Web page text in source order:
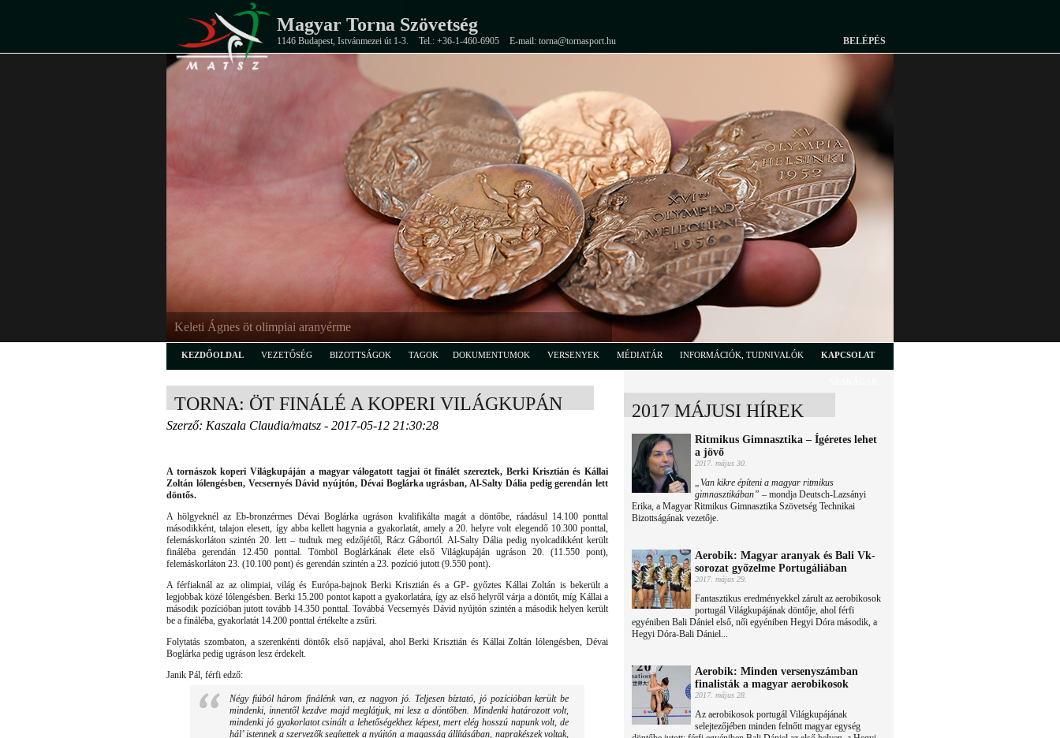
Magyar Torna Szövetség
1146 Budapest, Istvánmezei út 1-3. Tel.: +36-1-460-6905 E-mail: torna@tornasport.hu BELÉPÉS
Keleti Ágnes öt olimpiai aranyérme
KEZDŐOLDAL VEZETŐSÉG BIZOTTSÁGOK TAGOK DOKUMENTUMOK VERSENYEK MÉDIATÁR INFORMÁCIÓK, TUDNIVALÓK KAPCSOLAT
TORNA: ÖT FINÁLÉ A KOPERI VILÁGKUPÁN
Szerző: Kaszala Claudia/matsz - 2017-05-12 21:30:28
A tornászok koperi Világkupáján a magyar válogatott tagjai öt finálét szereztek, Berki Krisztián és Kállai
Zoltán lólengésben, Vecsernyés Dávid nyújtón, Dévai Boglárka ugrásban, Al-Salty Dália pedig gerendán lett
döntős.
A hölgyeknél az Eb-bronzérmes Dévai Boglárka ugráson kvalifikálta magát a döntőbe, ráadásul 14.100 ponttal
másodikként, talajon elesett, így abba kellett hagynia a gyakorlatát, amely a 20. helyre volt elegendő 10.300 ponttal,
felemáskorláton szintén 20. lett – tudtuk meg edzőjétől, Rácz Gábortól. Al-Salty Dália pedig nyolcadikként került
fináléba gerendán 12.450 ponttal. Tömböl Boglárkának élete első Világkupáján ugráson 20. (11.550 pont),
felemáskorláton 23. (10.100 pont) és gerendán szintén a 23. pozíció jutott (9.550 pont).
A férfiaknál az az olimpiai, világ és Európa-bajnok Berki Krisztián és a GP- győztes Kállai Zoltán is bekerült a
legjobbak közé lólengésben. Berki 15.200 pontot kapott a gyakorlatára, így az első helyről várja a döntőt, míg Kállai a
második pozícióban jutott tovább 14.350 ponttal. Továbbá Vecsernyés Dávid nyújtón szintén a második helyen került
be a fináléba, gyakorlatát 14.200 ponttal értékelte a zsűri.
Folytatás szombaton, a szerenkénti döntők első napjával, ahol Berki Krisztián és Kállai Zoltán lólengésben, Dévai
Boglárka pedig ugráson lesz érdekelt.
Janik Pál, férfi edző:
Négy fiúból három finálénk van, ez nagyon jó. Teljesen bíztató, jó pozícióban került be
mindenki, innentől kezdve majd meglátjuk, mi lesz a döntőben. Mindenki határozott volt,
mindenki jó gyakorlatot csinált a lehetőségekhez képest, mert elég hosszú napunk volt, de
hál’ istennek a szervezők segítettek a nyújtón a magasság állításában, naprakészek voltak,
2017 MÁJUSI HÍREK
Ritmikus Gimnasztika – Ígéretes lehet
a jövő
2017. május 30.
„Van kikre építeni a magyar ritmikus
gimnasztikában” – mondja Deutsch-Lazsányi
Erika, a Magyar Ritmikus Gimnasztika Szövetség Technikai
Bizottságának vezetője.
Aerobik: Magyar aranyak és Bali Vk-
sorozat győzelme Portugáliában
2017. május 29.
Fantasztikus eredményekkel zárult az aerobikosok
portugál Világkupájának döntője, ahol férfi
egyéniben Bali Dániel első, női egyéniben Hegyi Dóra második, a
Hegyi Dóra-Bali Dániel...
Aerobik: Minden versenyszámban
finalisták a magyar aerobikosok
2017. május 28.
Az aerobikosok portugál Világkupájának
selejtezőjében minden felnőtt magyar egység